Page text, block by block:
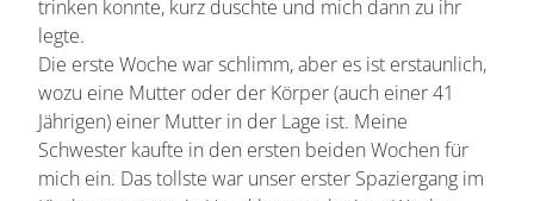
trinken konnte, kurz duschte und mich dann zu ihr
legte.
Die erste Woche war schlimm, aber es ist erstaunlich,
wozu eine Mutter oder der Körper (auch einer 41
Jährigen) einer Mutter in der Lage ist. Meine
Schwester kaufte in den ersten beiden Wochen für
mich ein. Das tollste war unser erster Spaziergang im